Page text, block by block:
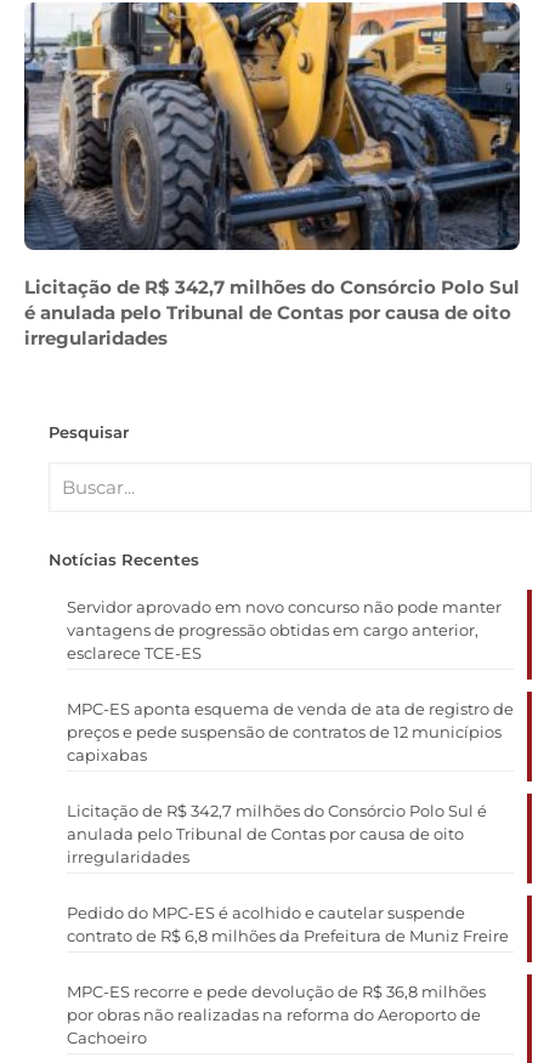
Licitação de R$ 342,7 milhões do Consórcio Polo Sul
é anulada pelo Tribunal de Contas por causa de oito
irregularidades
Pesquisar
Notícias Recentes
Servidor aprovado em novo concurso não pode manter
vantagens de progressão obtidas em cargo anterior,
esclarece TCE-ES
MPC-ES aponta esquema de venda de ata de registro de
preços e pede suspensão de contratos de 12 municípios
capixabas
Licitação de R$ 342,7 milhões do Consórcio Polo Sul é
anulada pelo Tribunal de Contas por causa de oito
irregularidades
Pedido do MPC-ES é acolhido e cautelar suspende
contrato de R$ 6,8 milhões da Prefeitura de Muniz Freire
MPC-ES recorre e pede devolução de R$ 36,8 milhões
por obras não realizadas na reforma do Aeroporto de
Cachoeiro